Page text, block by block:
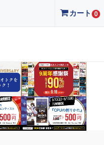
カート 0